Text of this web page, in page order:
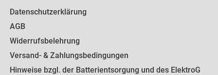
Datenschutzerklärung
AGB
Widerrufsbelehrung
Versand- & Zahlungsbedingungen
Hinweise bzgl. der Batterientsorgung und des ElektroG